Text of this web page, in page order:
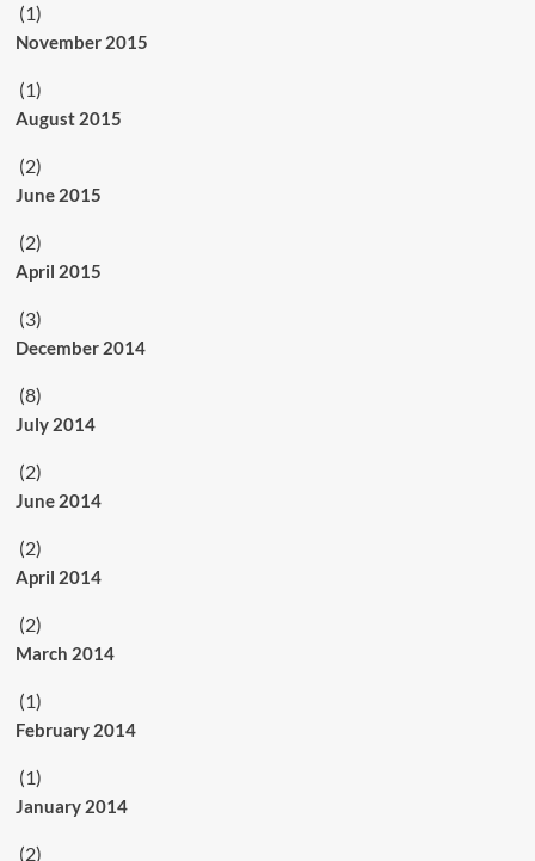
(1)
November 2015
(1)
August 2015
(2)
June 2015
(2)
April 2015
(3)
December 2014
(8)
July 2014
(2)
June 2014
(2)
April 2014
(2)
March 2014
(1)
February 2014
(1)
January 2014
(2)